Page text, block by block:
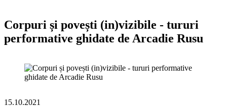
Corpuri și povești (in)vizibile - tururi
performative ghidate de Arcadie Rusu
15.10.2021